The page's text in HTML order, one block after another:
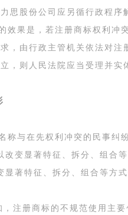
思股份公司应另循行政程序
效果是，若注册商标权利
，由行政主管机关依法对
，则人民法院应当受理并
称与在先权利冲突的民事
变显著特征、拆分、组合
著特征、拆分、组合等方
注册商标的不规范使用主